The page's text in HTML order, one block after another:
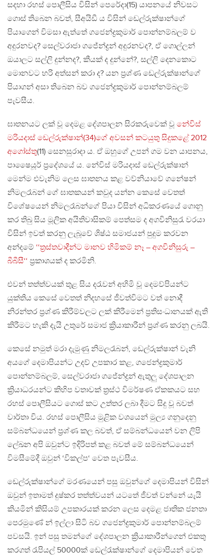
සදහා රහස් පොලීසිය විසින් පෙරේදා(15) යාපනයේ නිවසට
ගොස් තිබෙන බවත්, සීඅයිඩී ය විසින් ඩෙල්රුක්ෂාන්ගේ
පියාගෙන් විමසා ඇත්තේ ගජෙන්ද්‍රකුමාර් පොන්නම්බලම් ව
අදුරනවද? සෙල්වරාජා ගජේන්ද්‍රන් අදුරනවද?, ඒ ගොල්ලන්
ඔයාලට සල්ලි දුන්නද?, කීයක් ද දුන්නේ?, සල්ලි දෙනකොට
මොනවට හරි අත්සන් කරා ද? යන ප්‍රශ්ණ ඩෙල්රුක්ෂාන්ගේ
පියාගන් අසා තිබෙන බව ගජෙන්ද්‍රකුමාර් පොන්නම්බලම්
පැවසීය.
ඝාතනයට ලක් වූ දෙමළ දේශපාලන සිරකරුවෙක් වූ නේවිස්
මරියදාස් ඩෙල්රුක්ෂාන්(34)ගේ අවසන් කටයුතු සිදුකළේ 2012
අගෝස්තු(11) සෙනසුරාදා ය. ඒ ඔහුගේ උපන් ගම වන යාපනය,
පාෂෛයූර් ප්‍රදේශයේ ය. නේවිස් මරියදාස් ඩෙල්රුක්ෂාන්
මෙන්ම එවැනිම ලෙස ඝාතනය කළ වව්නියාවේ ගනේෂන්
නිමලරෑබන් ගේ ඝාතකයන් කවුද යන්න කෙසේ වෙතත්
විශේෂයෙන් නිමලරෑබන්ගේ පියා විසින් අධිකරණයේ ගොනු
කර තිබු සිය මූලික අයිතිවාසිකම් පෙත්සම ද අගවිනිසුරැ වරයා
විසින් ඉවත් කරනු ලැබූවේ ශිෂ්ඨ සමාජයන් පුදුම කරවන
අන්දමේ ‘‘ත්‍රස්තවාදීන්ට මානව හිමිකම් නෑ – අගවිනිසුරු –
බීබීසී‘‘ ප්‍රකාශයක් ද කරමිනි.
එවන් තත්ත්වයක් තුළ සිය දරැවන් අහිමි වූ දෙමව්පියන්ට
යුක්තිය කෙසේ වෙතත් නිදහසේ ජීවත්විමට වත් නොදී
නිරන්තර ප්‍රශ්ණ කිරීම්වලට ලක් කිරීමෙන් ප්‍රතිසංධානයක් ඇති
කිරීමට හැකි දැයි උතුරේ සමාජ ක්‍රියාකාරීන් ප්‍රශ්ණ කරනු ලබයි.
කෙසේ නමුත් මරා දැමුණු නිමලරෑබන්, ඩෙල්රුක්ෂාන් වැනි
අයගේ දෙමාපියන්ට උදව් උපකාර කළ, ගජෙන්ද්‍රකුමාර්
පොන්නම්බලම්, සෙල්වරාජා ගජේන්ද්‍රන් ඇතුලු දේශපාලන
ක්‍රියාධරයන්ට කිහිප වතාවක් ත්‍රස්ථ විමර්ෂණ ඒකකයට සහ
රහස් පොලීසියට ගොස් කට උත්තර ලබා දීමට සිදු වූ බවත්
වාර්තා විය. රහස් පොලීසිය මුළික වශයෙන් මුල්‍ය ගනුදෙනු
සම්බන්ධයෙන් ප්‍රශ්ණ කල බවත්, ඒ සම්බන්ධයෙන් වන ලිපි
ලේඛන අපි ඔවුන්ට ඉදිරිපත් කළ බවත් මේ සම්බන්ධයෙන්
විමසීමේදී ඔවුන් ‘විකල්ප‘ වෙත පැවසීය.
ඩෙල්රුක්ෂාන්ගේ මරණයෙන් පසු ඔවුන්ගේ දෙමාපියන් විසින්
ඔවුන් ඉතාමත් දුෂ්කර තත්ත්වයන් යටතේ ජීවත් වන්නේ යැයි
කියමින් කිසියම් උපකාරයක් කරන ලෙස දෙමළ ජාතික ජනතා
පෙරමුණේ න් ඉල්ලා සිටි බව ගජෙන්ද්‍රකුමාර් පොන්නම්බලම්
පවසයි. ඉන් පසු තමන්ගේ දේශපාලන ක්‍රියාකාරීන්ගෙන් එකතු
කරගත් රැපියල් 50000ක් ඩෙල්රැක්ෂාන්ගේ දෙමාපියන් වෙත